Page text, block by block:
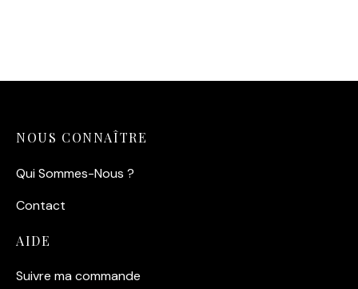
NOUS CONNAÎTRE
Qui Sommes-Nous ?
Contact
AIDE
Suivre ma commande